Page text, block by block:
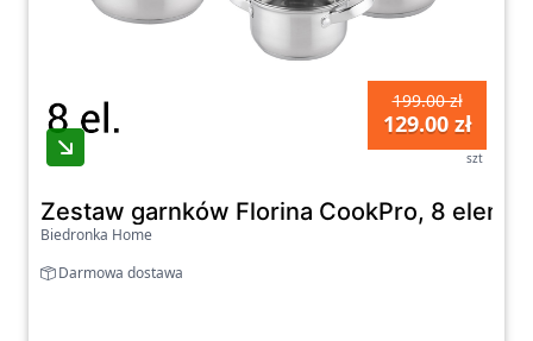
199.00 zł
129.00 zł
szt
Zestaw garnków Florina CookPro, 8
Biedronka Home
Darmowa dostawa